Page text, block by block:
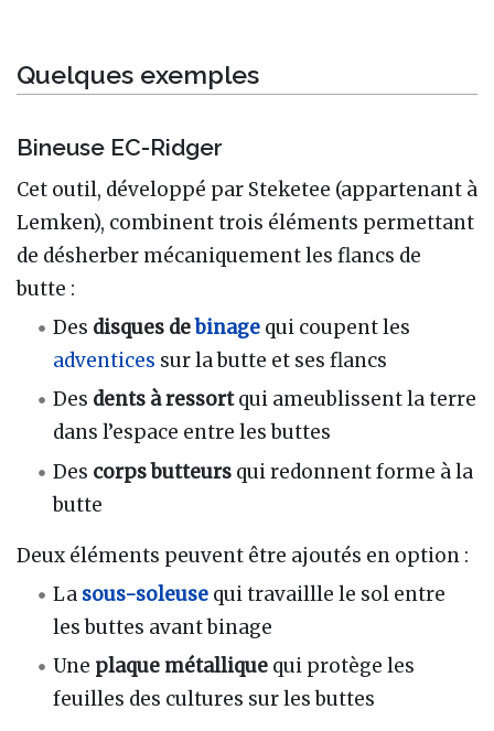
Quelques exemples
Bineuse EC-Ridger
Cet outil, développé par Steketee (appartenant à
Lemken), combinent trois éléments permettant
de désherber mécaniquement les flancs de
butte :
Des disques debinage qui coupent les
adventices sur la butte et ses flancs
Des dents à ressortqui ameublissent la terre
dans l’espace entre les buttes
Des corps butteurs qui redonnent forme à la
butte
Deux éléments peuvent être ajoutés en option :
La sous-soleuse qui travaillle le sol entre
les buttes avant binage
Une plaque métallique qui protège les
feuilles des cultures sur les buttes